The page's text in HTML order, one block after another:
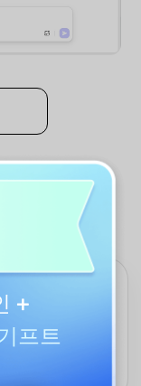
포인트
요?
여줍니다. 짧은 시
+
프트